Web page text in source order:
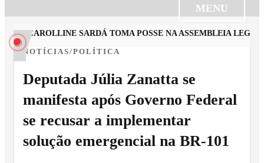
MENU
CAROLLINE SARDÁ TOMA POSSE NA ASSEMBLEIA
NOTÍCIAS/POLÍTICA
Deputada Júlia Zanatta se
manifesta após Governo Federal
se recusar a implementar
solução emergencial na BR-101